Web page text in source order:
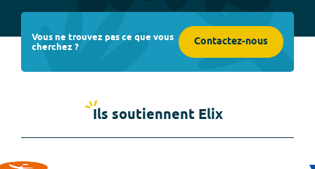
Vous ne trouvez pas ce que vous
cherchez ? Contactez-nous
Ils soutiennent Elix